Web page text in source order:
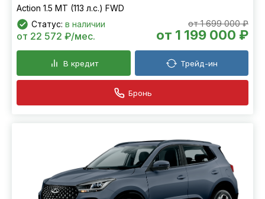
Action 1.5 MT (113 л.с.) FWD
Статус: в наличии от 1 699 000 ₽
от 1 199 000 ₽
от 22 572 ₽/мес.
В кредит Трейд-ин
Бронь